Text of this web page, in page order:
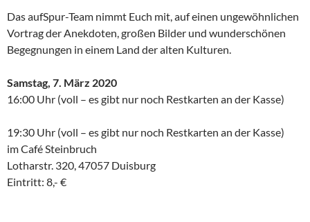
Das aufSpur-Team nimmt Euch mit, auf einen ungewöhnlichen
Vortrag der Anekdoten, großen Bilder und wunderschönen
Begegnungen in einem Land der alten Kulturen.
Samstag, 7. März 2020
16:00 Uhr (voll – es gibt nur noch Restkarten an der Kasse)
19:30 Uhr (voll – es gibt nur noch Restkarten an der Kasse)
im Café Steinbruch
Lotharstr. 320, 47057 Duisburg
Eintritt: 8,- €